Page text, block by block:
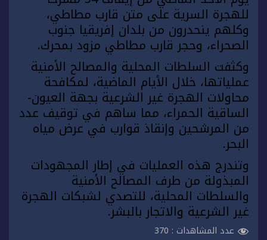
للهجرة السرية على متن قارب مطاطي،
وكلهم ينحدرون من بلدان إفريقيا جنوب
الصحراء، وحجر قارب مطاطي مزود بمحرك.
وكثفت السلطات المحلية والمصالح الأمنية
عملياتها، خلال الأيام الماضية، لمكافحة
محاولات الهجرة غير الشرعية بجهة العيون-
الساقية الحمراء، مما ساهم في توقيف عدد
من المرشحين وإنقاذ قوارب في عرض مياه
البحر.
وتندرج هذه العمليات في إطار المجهودات
المبذولة من طرف المصالح الأمنية
والسلطات المحلية، للتصدي لشبكات الهجرة
غير الشرعية والاتجار بالبشر.
عدد المشاهدات : 370